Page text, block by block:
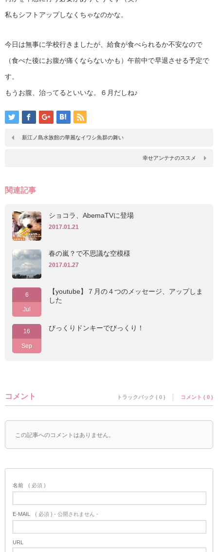
私もシフトアップしなくちゃなのかな。
今日は無事に学校行きましたが、給食が食べられるか不安なので
（食べた後にお腹が痛くならないかも）午前中で早退させる予定で
す。
もうお腹、治ってるといいな。６月だしね♪
新江ノ島水族館の華麗なイワシ魚群の舞い
幸せアンテナのススメ
関連記事
ショコラ、AbemaTVに登場
2017.01.21
春の嵐？で不思議な空模様
2017.01.27
6
Jul
【youtube】７月の４つのメッセージ、アップしま
した
16
Sep
びっくりドンキーでびっくり！
コメント トラックバック ( 0 ) コメント ( 0 )
この記事へのコメントはありません。
名前 ( 必須 )
E-MAIL ( 必須 ) - 公開されません -
URL